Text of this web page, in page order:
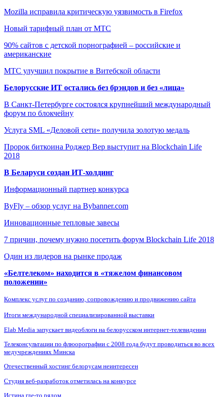
Mozilla исправила критическую уязвимость в Firefox
Новый тарифный план от МТС
90% сайтов с детской порнографией – российские и
американские
МТС улучшил покрытие в Витебской области
Белорусские ИТ остались без брэндов и без «лица»
В Санкт-Петербурге состоялся крупнейший международный
форум по блокчейну
Услуга SML «Деловой сети» получила золотую медаль
Пророк биткоина Роджер Вер выступит на Blockchain Life
2018
В Беларуси создан ИТ-холдинг
Информационный партнер конкурса
ByFly – обзор услуг на Bybanner.com
Инновационные тепловые завесы
7 причин, почему нужно посетить форум Blockchain Life 2018
Один из лидеров на рынке продаж
«Белтелеком» находится в «тяжелом финансовом
положении»
Комплекс услуг по созданию, сопровождению и продвижению сайта
Итоги международной специализированной выставки
Elab Media запускает видеоблоги на белорусском интернет-телевидении
Телеконсультации по флюорографии с 2008 года будут проводиться во всех
медучреждениях Минска
Отечественный хостинг белорусам неинтересен
Студия веб-разработок отметилась на конкурсе
Истина где-то рядом